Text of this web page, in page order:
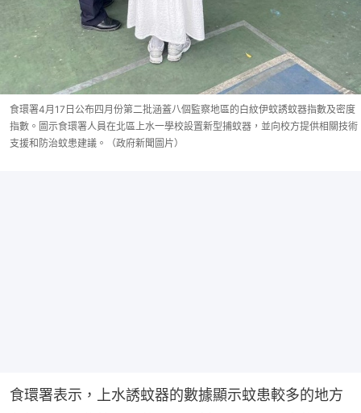
食環署4月17日公布四月份第二批涵蓋八個監察地區的白紋伊蚊誘蚊器指數及密度
指數。圖示食環署人員在北區上水一學校設置新型捕蚊器，並向校方提供相關技術
支援和防治蚊患建議。（政府新聞圖片）
食環署表示，上水誘蚊器的數據顯示蚊患較多的地方